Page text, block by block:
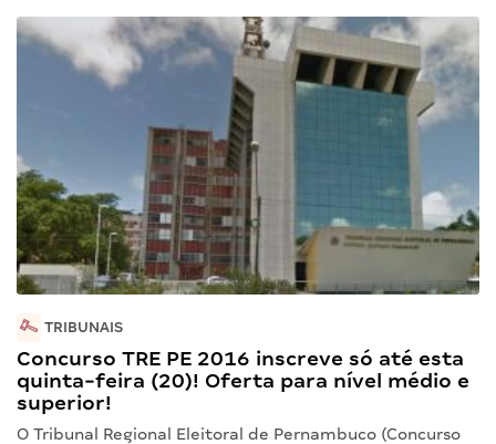
TRIBUNAIS
Concurso TRE PE 2016 inscreve só até esta
quinta-feira (20)! Oferta para nível médio e
superior!
O Tribunal Regional Eleitoral de Pernambuco (Concurso